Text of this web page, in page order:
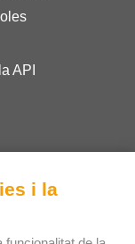
API
i la